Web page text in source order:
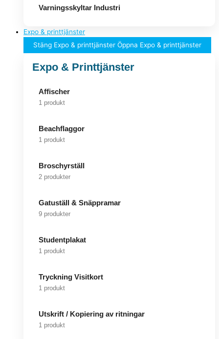
Varningsskyltar Industri
Expo & printtjänster
Stäng Expo & printtjänster Öppna Expo & printtjänster
Expo & Printtjänster
Affischer
1 produkt
Beachflaggor
1 produkt
Broschyrställ
2 produkter
Gatuställ & Snäppramar
9 produkter
Studentplakat
1 produkt
Tryckning Visitkort
1 produkt
Utskrift / Kopiering av ritningar
1 produkt